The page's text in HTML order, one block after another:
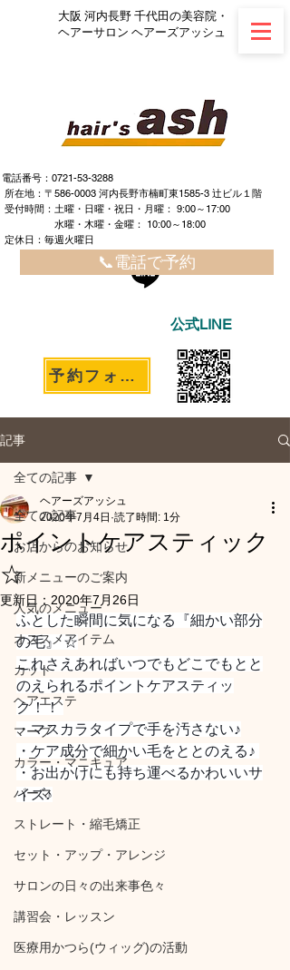
大阪 河内長野 千代田の美容院・
ヘアーサロン ヘアーズアッシュ
電話番号：0721-53-3288
所在地：〒586-0003 河内長野市楠町東1585-3 辻ビル１階
​ ​受付時間：土曜・日曜・祝日・月曜： 9:00～17:00
水曜・木曜・金曜： 10:00～18:00
定休日：毎週火曜日
📞電話で予約
公式LINE
予約フォームへ
記事
全ての記事
お店からのお知らせ
新メニューのご案内
人気のメニュー
オススメアイテム
カット
ヘアエステ
マーブ
カラー・マニキュア
パーマ
ストレート・縮毛矯正
セット・アップ・アレンジ
サロンの日々の出来事色々
講習会・レッスン
医療用かつら(ウィッグ)の活動
全ての記事
ポイントケアスティック
☆
ヘアーズアッシュ
2020年7月4日 読了時間: 1分
更新日： 2020年7月26日
ふとした瞬間に気になる『細かい部分
の毛』 ☆
これさえあればいつでもどこでもとと
のえられるポイントケアスティッ
ク！！
・マスカラタイプで手を汚さない♪
・ケア成分で細かい毛をととのえる♪
・お出かけにも持ち運べるかわいいサ
イズ♪